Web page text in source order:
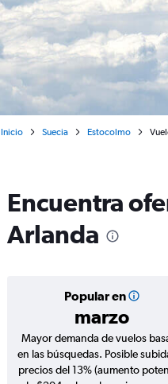
Inicio Suecia Estocolmo
Encuentra
Arlanda
Popular en
marzo
Mayor demanda de vuelos
en las búsquedas. Posible
precios del 13% (aumento